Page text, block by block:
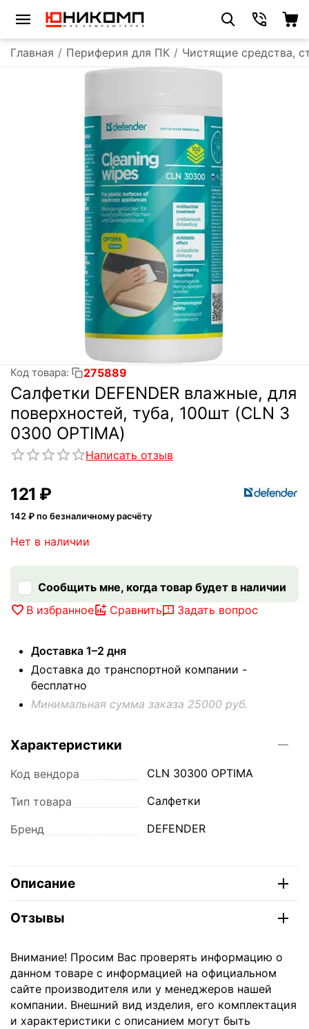
Главная / Периферия для ПК / Чистящие средства,
Код товара: 275889
Салфетки DEFENDER влажные, для
поверхностей, туба, 100шт (CLN 3
0300 OPTIMA)
Написать отзыв
‍121‍ ₽
142 ₽ по безналичному расчёту
Нет в наличии
Сообщить мне, когда товар будет в наличии
В избранное
Сравнить Задать вопрос
Доставка 1–2 дня
Доставка до транспортной компании -
бесплатно
Минимальная сумма заказа 25000 руб.
Характеристики
Код вендора CLN 30300 OPTIMA
Тип товара Салфетки
Бренд DEFENDER
Описание
Отзывы
Внимание! Просим Вас проверять информацию о
данном товаре с информацией на официальном
сайте производителя или у менеджеров нашей
компании. Внешний вид изделия, его комплектация
и характеристики с описанием могут быть